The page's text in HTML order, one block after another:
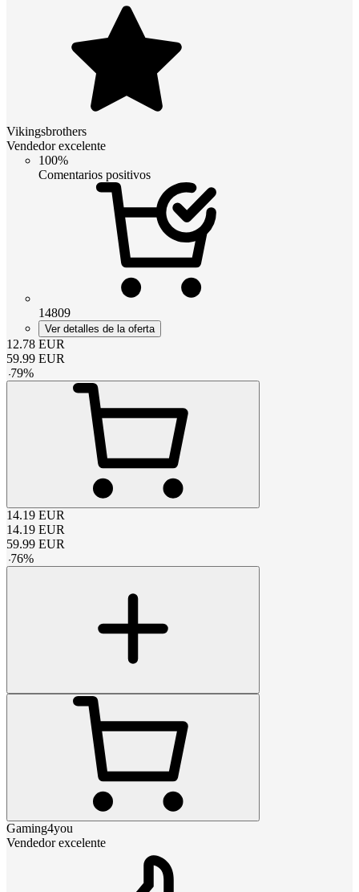
Vikingsbrothers
Vendedor excelente
100%
Comentarios positivos
14809
Ver detalles de la oferta
12.78 EUR
59.99 EUR
-79%
14.19 EUR
14.19 EUR
59.99 EUR
-76%
Gaming4you
Vendedor excelente